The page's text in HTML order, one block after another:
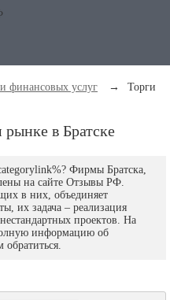
финансовых услуг →
Торги
в Братске
Фирмы Братска,
на сайте Отзывы РФ.
в них, объединяет
их задача – реализация
проектов. На
информацию об